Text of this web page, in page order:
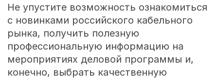
Не упустите возможность ознакомиться
с новинками российского кабельного
рынка, получить полезную
профессиональную информацию на
мероприятиях деловой программы и,
конечно, выбрать качественную